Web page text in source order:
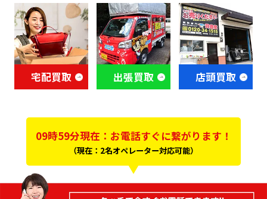
宅配買取 出張買取 店頭買取
09時59分現在：お電話すぐに繋がります！
（現在：2名オペレーター対応可能）